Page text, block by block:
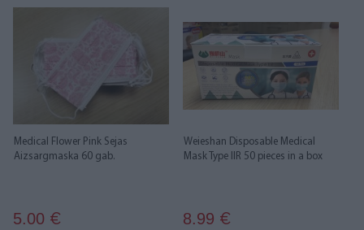
Medical Flower Pink Sejas
Aizsargmaska 60 gab.
5.00 €
Weieshan Disposable Medical
Mask Type IIR 50 pieces in a box
8.99 €